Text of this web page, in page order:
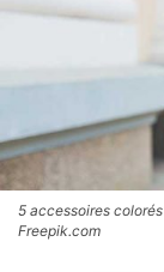
5 accessoires
Freepik.com